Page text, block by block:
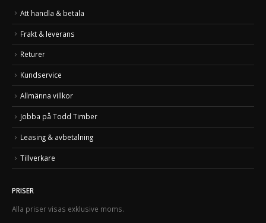
Att handla & betala
Frakt & leverans
Returer
Kundservice
Allmänna villkor
Jobba på Todd Timber
Leasing & avbetalning
Tillverkare
PRISER
Alla priser visas exklusive moms.